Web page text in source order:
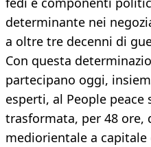
determinante nei
a oltre tre decenni di
Con questa
partecipano oggi,
esperti, al People
trasformata, per 48 ore,
mediorientale a capitale